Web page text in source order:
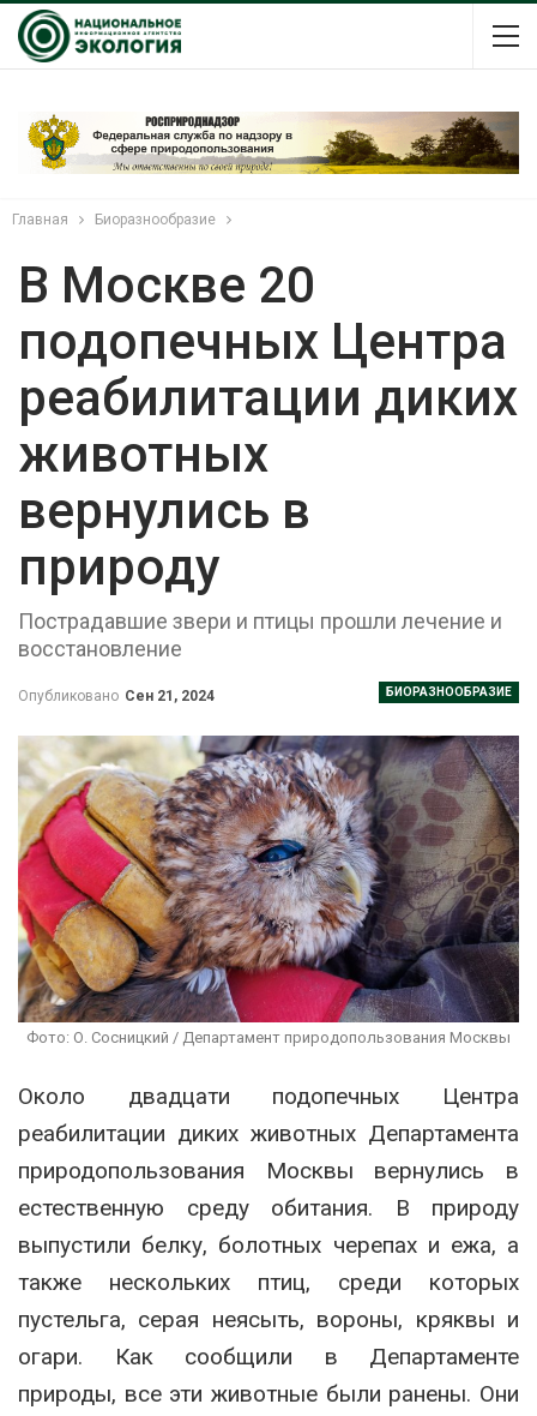
Главная Биоразнообразие
В Москве 20
подопечных Центра
реабилитации диких
животных
вернулись в
природу
Пострадавшие звери и птицы прошли лечение и
восстановление
БИОРАЗНООБРАЗИЕ
Опубликовано Сен 21, 2024
Фото: О. Сосницкий / Департамент природопользования Москвы
Около двадцати подопечных Центра
реабилитации диких животных Департамента
природопользования Москвы вернулись в
естественную среду обитания. В природу
выпустили белку, болотных черепах и ежа, а
также нескольких птиц, среди которых
пустельга, серая неясыть, вороны, кряквы и
огари. Как сообщили в Департаменте
природы, все эти животные были ранены. Они